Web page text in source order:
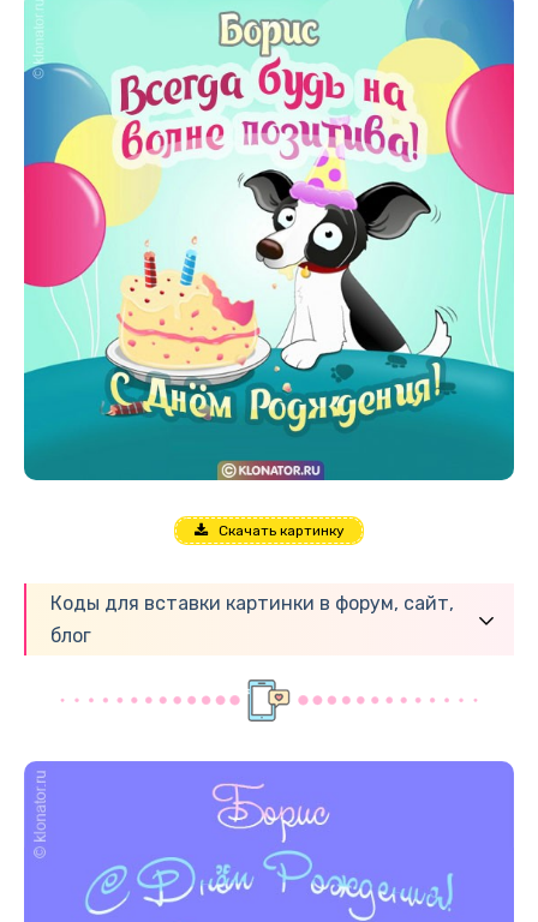
Скачать картинку
Коды для вставки картинки в форум, сайт,
блог